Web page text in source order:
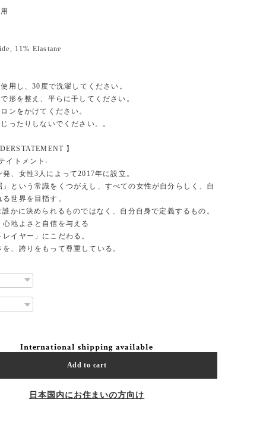
11% Elastane
用し、30度で洗濯してください。
形を整え、平らに干してください。
ンをかけてください。
ったりしないでください。。
】
イトメント-
、女性3人によって2017年に設立。
」という常識をくつがえし、すべての女性が自分らしく、自
世界を目指す。
誰かに決められるものではなく、自分自身で定義するもの。
心地よさと自信を与える
イヤー」にこだわる。
、誇りをもって尊重している。
International shipping available
Add to cart
日本国内にお住まいの方向け